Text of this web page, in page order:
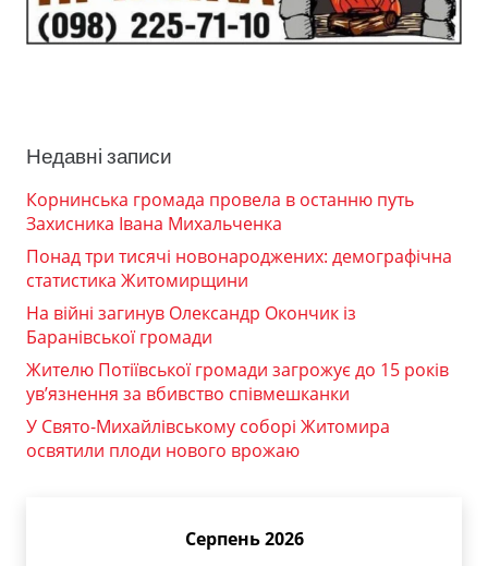
Недавні записи
Корнинська громада провела в останню путь
Захисника Івана Михальченка
Понад три тисячі новонароджених: демографічна
статистика Житомирщини
На війні загинув Олександр Окончик із
Баранівської громади
Жителю Потіївської громади загрожує до 15 років
ув’язнення за вбивство співмешканки
У Свято-Михайлівському соборі Житомира
освятили плоди нового врожаю
Серпень 2026